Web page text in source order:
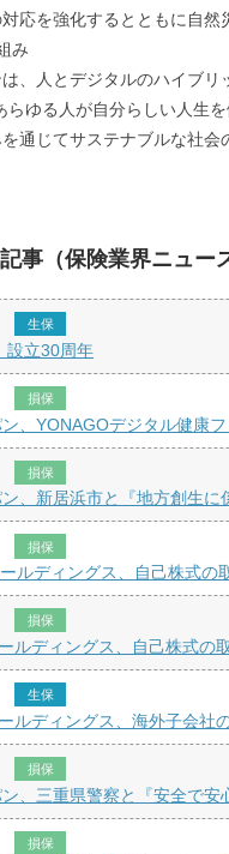
応を強化するとともに自
み
、人とデジタルのハイブ
らゆる人が自分らしい人生
通じてサステナブルな社会
事（保険業界ニュー
生保
設立30周年
損保
、YONAGOデジタル健康
損保
、新居浜市と『地方創生に
損保
ルディングス、自己株式の
損保
ルディングス、自己株式の
生保
ルディングス、海外子会社
損保
、三重県警察と『安全で
損保